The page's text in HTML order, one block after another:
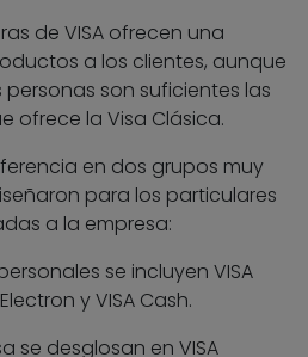
de VISA ofrecen una
a los clientes, aunque
son suficientes las
ofrece la Visa Clásica.
en dos grupos muy
para los particulares
a la empresa:
se incluyen VISA
y VISA Cash.
se desglosan en VISA